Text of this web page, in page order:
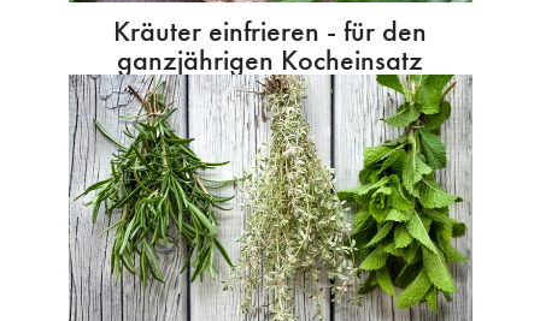
Kräuter einfrieren - für den
ganzjährigen Kocheinsatz